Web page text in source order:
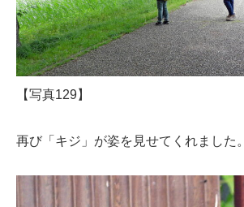
【写真129】
再び「キジ」が姿を見せてくれました。